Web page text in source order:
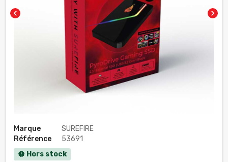
chevron_left chevron_right
Marque
SUREFIRE
Référence
53691
new_releases Hors stock